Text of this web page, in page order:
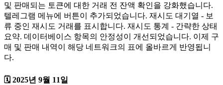
및 판매되는 토큰에 대한 거래 전 잔액 확인을 강화했습니다.
텔레그램 메뉴에 버튼이 추가되었습니다. 재시도 대기열 - 보
류 중인 재시도 거래를 표시합니다. 재시도 통계 - 간략한 상태
요약. 데이터베이스 항목의 안정성이 개선되었습니다. 이제 구
매 및 판매 내역이 해당 네트워크의 표에 올바르게 반영됩니
다.
🗓️ 2025년 9월 11일